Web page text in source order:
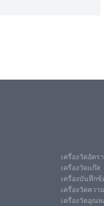
เครื่องวัดอัตร
เครื่องวัดแก๊ส
เครื่องบันทึกข้
เครื่องวัดควา
เครื่องวัดอุณห